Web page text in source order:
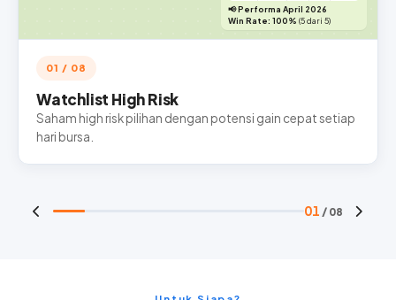
📢 Performa April 2026
Win Rate: 100% (5 dari 5)
01 / 08
Watchlist High Risk
Saham high risk pilihan dengan potensi gain cepat setiap
hari bursa.
01 / 08